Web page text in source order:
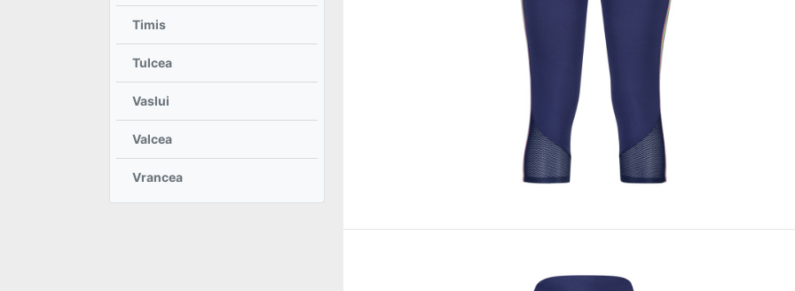
Timis
Tulcea
Vaslui
Valcea
Vrancea